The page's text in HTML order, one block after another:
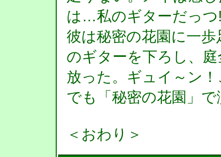
は…私のギターだっつ
彼は秘密の花園に一
のギターを下ろし、
放った。ギュイ～ン
でも「秘密の花園」
＜おわり＞